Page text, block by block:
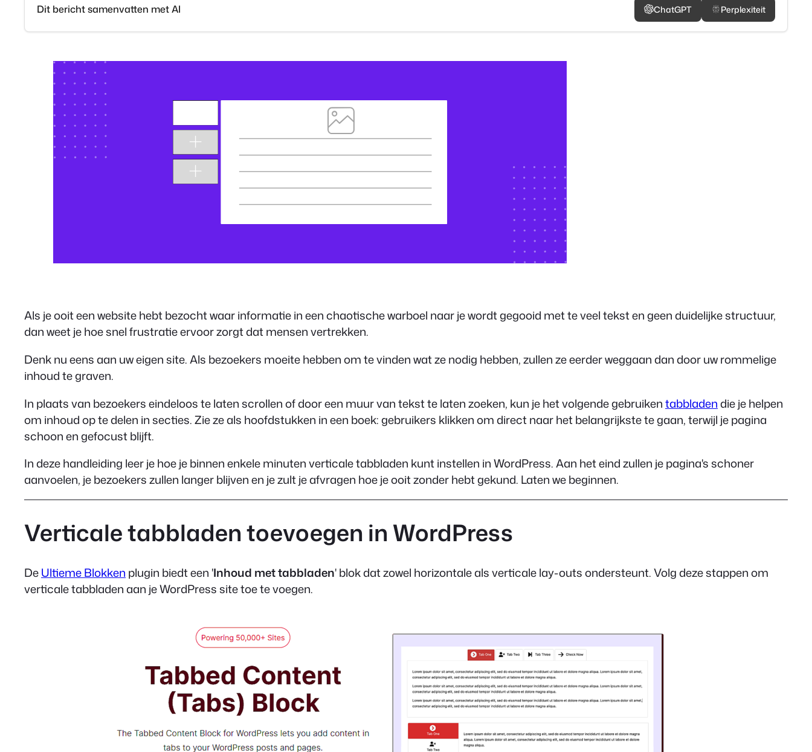
Dit bericht samenvatten met AI ChatGPT Perplexiteit
Als je ooit een website hebt bezocht waar informatie in een chaotische warboel naar je wordt gegooid met te veel tekst en geen duidelijke structuur,
dan weet je hoe snel frustratie ervoor zorgt dat mensen vertrekken.
Denk nu eens aan uw eigen site. Als bezoekers moeite hebben om te vinden wat ze nodig hebben, zullen ze eerder weggaan dan door uw rommelige
inhoud te graven.
In plaats van bezoekers eindeloos te laten scrollen of door een muur van tekst te laten zoeken, kun je het volgende gebruikentabbladendie je helpen
om inhoud op te delen in secties. Zie ze als hoofdstukken in een boek: gebruikers klikken om direct naar het belangrijkste te gaan, terwijl je pagina
schoon en gefocust blijft.
In deze handleiding leer je hoe je binnen enkele minuten verticale tabbladen kunt instellen in WordPress. Aan het eind zullen je pagina's schoner
aanvoelen, je bezoekers zullen langer blijven en je zult je afvragen hoe je ooit zonder hebt gekund. Laten we beginnen.
Verticale tabbladen toevoegen in WordPress
DeUltieme Blokken plugin biedt een 'Inhoud met tabbladen' blok dat zowel horizontale als verticale lay-outs ondersteunt. Volg deze stappen om
verticale tabbladen aan je WordPress site toe te voegen.